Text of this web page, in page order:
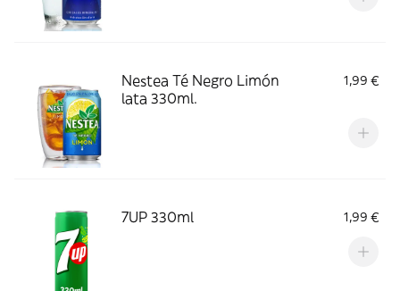
Nestea Té Negro Limón
lata 330ml.
1,99 €
7UP 330ml 1,99 €